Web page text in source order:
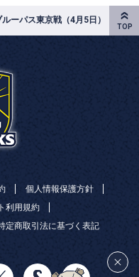
ーパス東京戦（4月5日）
個人情報保護方針
利用規約
定商取引法に基づく表記